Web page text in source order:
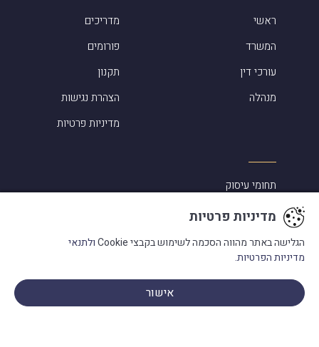
ראשי
המשרד
עורכי דין
מנהלה
מדריכים
פורומים
תקנון
הצהרת נגישות
מדיניות פרטיות
תחומי עיסוק
סיפורי הצלחה
אלמוג שפירא ביקורות
מעורבות בקהילה
פנו אלינו
מדיניות פרטיות
הגלישה באתר מהווה הסכמה לשימוש בקבצי Cookie
ולתנאי
מדיניות הפרטיות.
אישור